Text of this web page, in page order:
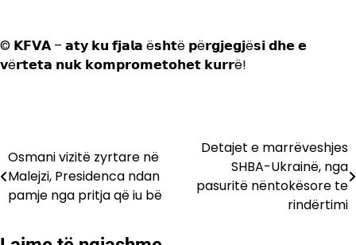
© 𝗞𝗙𝗩𝗔 – 𝗮𝘁𝘆 𝗸𝘂 𝗳𝗷𝗮𝗹𝗮 ë𝘀𝗵𝘁ë 𝗽ë𝗿𝗴𝗷𝗲𝗴𝗷ë𝘀𝗶 𝗱𝗵𝗲 𝗲
𝘃ë𝗿𝘁𝗲𝘁𝗮 𝗻𝘂𝗸 𝗸𝗼𝗺𝗽𝗿𝗼𝗺𝗲𝘁𝗼𝗵𝗲𝘁 𝗸𝘂𝗿𝗿ë!
Lëvizje
te
postimet
Osmani vizitë zyrtare në
Malejzi, Presidenca ndan
pamje nga pritja që iu bë
Detajet e marrëveshjes
SHBA-Ukrainë, nga
pasuritë nëntokësore te
rindërtimi